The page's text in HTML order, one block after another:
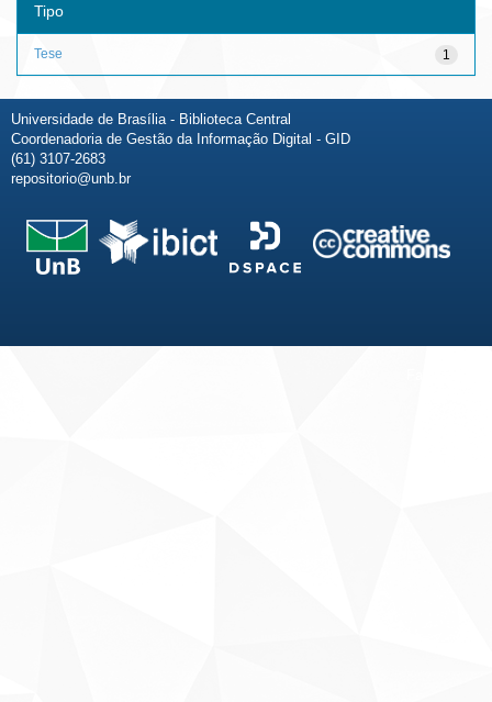
Tipo
1
Tese
Universidade de Brasília - Biblioteca Central
Coordenadoria de Gestão da Informação Digital - GID
(61) 3107-2683
repositorio@unb.br